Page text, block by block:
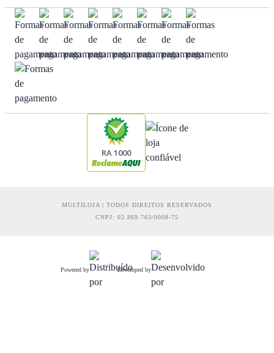
RA 1000
MULTILOJA | TODOS DIREITOS RESERVADOS
CNPJ: 02.869.763/0008-75
Powered by Developed by